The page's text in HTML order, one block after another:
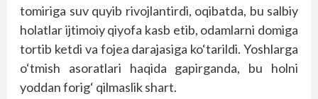
tomiriga suv quyib rivojlantirdi, oqibatda, bu salbiy
holatlar ijtimoiy qiyofa kasb etib, odamlarni domiga
tortib ketdi va fojea darajasiga ko‘tarildi. Yoshlarga
o‘tmish asoratlari haqida gapirganda, bu holni
yoddan forig‘ qilmaslik shart.